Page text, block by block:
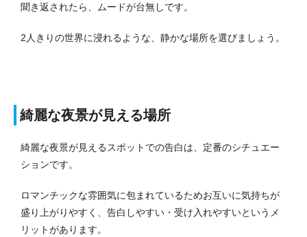
聞き返されたら、ムードが台無しです。
2人きりの世界に浸れるような、静かな場所を選びましょう。
綺麗な夜景が見える場所
綺麗な夜景が見えるスポットでの告白は、定番のシチュエー
ションです。
ロマンチックな雰囲気に包まれているためお互いに気持ちが
盛り上がりやすく、告白しやすい・受け入れやすいというメ
リットがあります。